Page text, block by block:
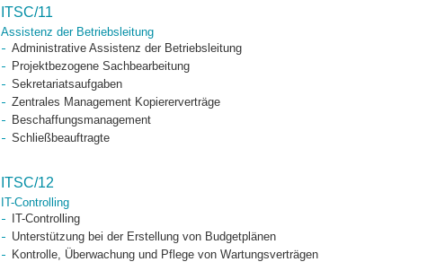
ITSC/11
Assistenz der Betriebsleitung
Administrative Assistenz der Betriebsleitung
Projektbezogene Sachbearbeitung
Sekretariatsaufgaben
Zentrales Management Kopiererverträge
Beschaffungsmanagement
Schließbeauftragte
ITSC/12
IT-Controlling
IT-Controlling
Unterstützung bei der Erstellung von Budgetplänen
Kontrolle, Überwachung und Pflege von Wartungsverträgen